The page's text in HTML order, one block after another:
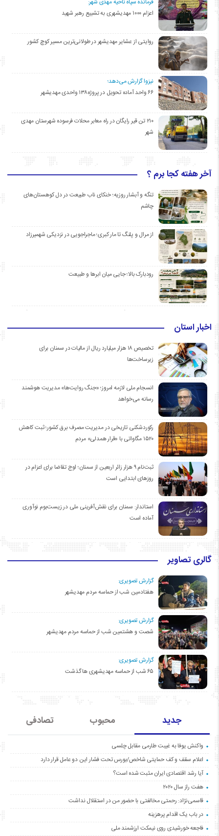
اعزام ۱۰۰۰ مهدیشهری به تشییع رهبر شهید
روایتی از عشایر مهدیشهر در طولانی‌ترین مسیر کوچ کشور
نیزوا گزارش می‌دهد؛
۶۶ واحد آماده تحویل در پروژه۱۳۸ واحدی مهدیشهر
۲۱۰ تن قیر رایگان در راه معابر محلات فرسوده شهرستان مهدی
شهر
آخر هفته کجا برم ؟
تنگه و آبشار روزیه؛ خنکای ناب طبیعت در دل کوهستان‌های
چاشم
از مرال و پلنگ تا مار کبری؛ ماجراجویی در نزدیکی شهمیرزاد
رودبارک بالا؛ جایی میان ابرها و طبیعت
اخبار استان
تخصیص ۱۸ هزار میلیارد ریال از مالیات در سمنان برای
زیرساخت‌ها
انسجام ملی لازمه امروز؛ «جنگ روایت‌ها» مدیریت هوشمند
رسانه می‌خواهد
رکوردشکنی تاریخی در مدیریت مصرف برق کشور؛ ثبت کاهش
۱۵۲۰ مگاواتی با «قرار همدلی» مردم
ثبت‌نام ۹ هزار زائر اربعین از سمنان؛ اوج تقاضا برای اعزام در
روزهای ابتدایی است
استاندار: سمنان برای نقش‌آفرینی ملی در زیست‌بوم نوآوری
آماده است
گالری تصاویر
گزارش تصویری:
هفتادمین شب از حماسه مردم مهدیشهر
گزارش تصویری:
شصت و هشتمین شب از حماسه مردم مهدیشهر
گزارش تصویری:
۶۵ شب از حماسه مهدیشهری ها گذشت
جدید محبوب تصادفی
واکنش یوفا به غیبت طارمی مقابل چلسی
اعلام سقف و کف حمایتی شاخص/بورس تحت فشار این دو عامل قرار دارد
آیا رشد اقتصادی ایران مثبت شده است؟
هفت راز سال ۲۰۲۰
قاسمی‌نژاد: رحمتی مخالفتی با حضور من در استقلال نداشت
در باب یک اقدام پرهزینه
فاجعه خورشیدی روی نیمکت ارزشمند ملی